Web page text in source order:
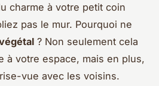
charme à votre petit coin
pas le mur. Pourquoi ne
? Non seulement cela
à votre espace, mais en plus,
vue avec les voisins.